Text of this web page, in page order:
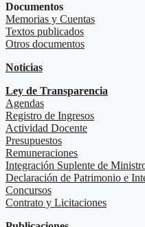
Documentos
Memorias y Cuentas
Textos publicados
Otros documentos
Noticias
Ley de Transparencia
Agendas
Registro de Ingresos
Actividad Docente
Presupuestos
Remuneraciones
Integración Suplente de
Declaración de Patrimonio e
Concursos
Contrato y Licitaciones